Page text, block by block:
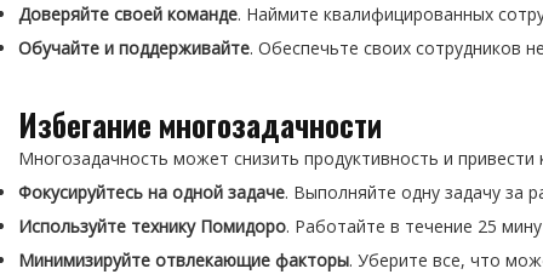
Доверяйте своей команде. Наймите квалифицированных
Обучайте и поддерживайте. Обеспечьте своих сотрудников
Избегание многозадачности
Многозадачность может снизить продуктивность и привести
Фокусируйтесь на одной задаче. Выполняйте одну задачу за
Используйте технику Помидоро. Работайте в течение 25
Минимизируйте отвлекающие факторы. Уберите все, что